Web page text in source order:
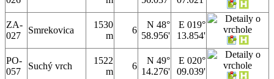
ZA-
027
Smrekovica
1530
m
6
N 48°
58.956'
E 019°
13.854'
PO-
057
Suchý vrch
1522
m
6
N 49°
14.276'
E 020°
09.039'